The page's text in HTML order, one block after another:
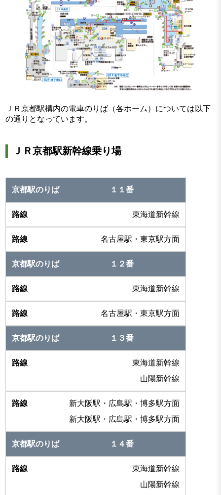
ＪＲ京都駅構内の電車のりば（各ホーム）については以下
の通りとなっています。
ＪＲ京都駅新幹線乗り場
１１番
東海道新幹線
名古屋駅・東京駅方面
１２番
東海道新幹線
名古屋駅・東京駅方面
１３番
東海道新幹線
山陽新幹線
新大阪駅・広島駅・博多駅方面
新大阪駅・広島駅・博多駅方面
１４番
東海道新幹線
山陽新幹線